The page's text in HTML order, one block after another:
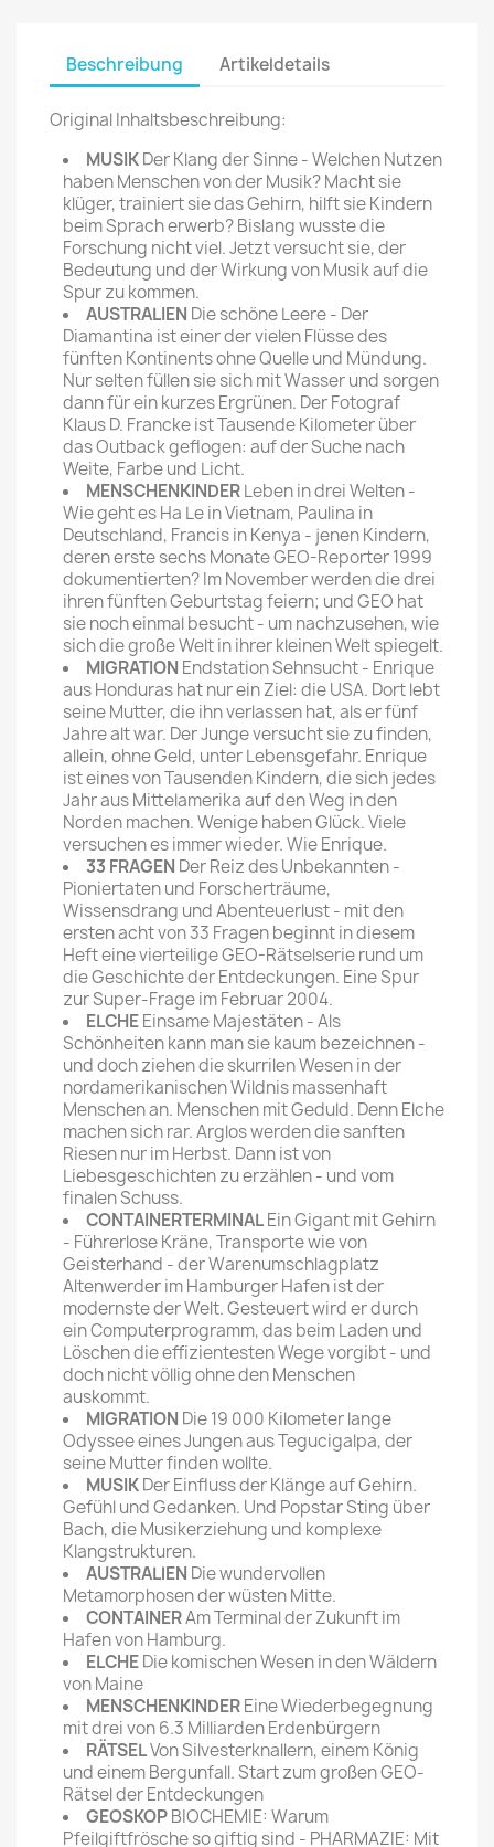
Beschreibung Artikeldetails
Original Inhaltsbeschreibung:
MUSIKDer Klang der Sinne - Welchen Nutzen
haben Menschen von der Musik? Macht sie
klüger, trainiert sie das Gehirn, hilft sie Kindern
beim Sprach erwerb? Bislang wusste die
Forschung nicht viel. Jetzt versucht sie, der
Bedeutung und der Wirkung von Musik auf die
Spur zu kommen.
AUSTRALIEN Die schöne Leere - Der
Diamantina ist einer der vielen Flüsse des
fünften Kontinents ohne Quelle und Mündung.
Nur selten füllen sie sich mit Wasser und sorgen
dann für ein kurzes Ergrünen. Der Fotograf
Klaus D. Francke ist Tausende Kilometer über
das Outback geflogen: auf der Suche nach
Weite, Farbe und Licht.
MENSCHENKINDERLeben in drei Welten -
Wie geht es Ha Le in Vietnam, Paulina in
Deutschland, Francis in Kenya - jenen Kindern,
deren erste sechs Monate GEO-Reporter 1999
dokumentierten? Im November werden die drei
ihren fünf­ten Geburtstag feiern; und GEO hat
sie noch einmal besucht - um nachzu­sehen, wie
sich die große Welt in ihrer kleinen Welt spiegelt.
MIGRATION Endstation Sehnsucht - Enrique
aus Honduras hat nur ein Ziel: die USA. Dort lebt
seine Mutter, die ihn verlassen hat, als er fünf
Jahre alt war. Der Junge versucht sie zu finden,
allein, ohne Geld, unter Lebensgefahr. Enrique
ist eines von Tausenden Kindern, die sich jedes
Jahr aus Mittelamerika auf den Weg in den
Norden machen. Wenige haben Glück. Viele
versuchen es immer wieder. Wie Enrique.
33 FRAGEN Der Reiz des Unbekannten -
Pioniertaten und Forscher­träume,
Wissensdrang und Abenteuerlust - mit den
ersten acht von 33 Fragen beginnt in diesem
Heft eine vierteilige GEO-Rätselserie rund um
die Geschichte der Entdeckungen. Eine Spur
zur Super-Frage im Februar 2004.
ELCHEEinsame Majestäten - Als
Schönheiten kann man sie kaum bezeichnen -
und doch ziehen die skur­rilen Wesen in der
nordamerikani­schen Wildnis massenhaft
Menschen an. Menschen mit Geduld. Denn Elche
machen sich rar. Arglos werden die sanften
Riesen nur im Herbst. Dann ist von
Liebesgeschichten zu erzählen - und vom
finalen Schuss.
CONTAINERTERMINALEin Gigant mit Gehirn
- Führerlose Kräne, Transporte wie von
Geisterhand - der Warenumschlagplatz
Altenwerder im Hamburger Hafen ist der
modernste der Welt. Gesteuert wird er durch
ein Computerprogramm, das beim Laden und
Löschen die effizientesten Wege vorgibt - und
doch nicht völlig ohne den Menschen
auskommt.
MIGRATION Die 19 000 Kilometer lange
Odyssee eines Jungen aus Tegucigalpa, der
seine Mutter finden wollte.
MUSIKDer Einfluss der Klänge auf Gehirn.
Gefühl und Gedanken. Und Popstar Sting über
Bach, die Musikerziehung und komplexe
Klangstrukturen.
AUSTRALlEN Die wundervollen
Metamorphosen der wüsten Mitte.
CONTAINERAm Terminal der Zukunft im
Hafen von Hamburg.
ELCHEDie komischen Wesen in den Wäldern
von Maine
MENSCHENKINDEREine Wiederbegegnung
mit drei von 6.3 Milliarden Erdenbürgern
RÄTSELVon Silvesterknallern, einem König
und einem Bergunfall. Start zum großen GEO-
Rätsel der Entdeckungen
GEOSKOPBIOCHEMIE: Warum
Pfeilgiftfrösche so gif­tig sind - PHARMAZIE: Mit